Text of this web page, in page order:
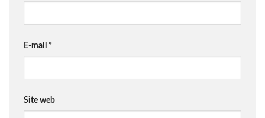
E-mail *
Site web